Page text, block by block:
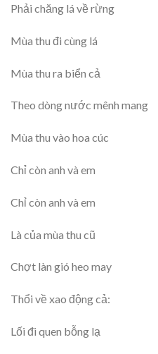
Phải chăng lá về rừng
Mùa thu đi cùng lá
Mùa thu ra biển cả
Theo dòng nước mênh mang
Mùa thu vào hoa cúc
Chỉ còn anh và em
Chỉ còn anh và em
Là của mùa thu cũ
Chợt làn gió heo may
Thổi về xao động cả:
Lối đi quen bỗng lạ